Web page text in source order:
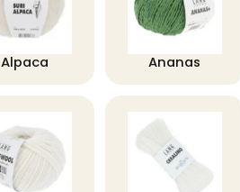
Alpaca Ananas